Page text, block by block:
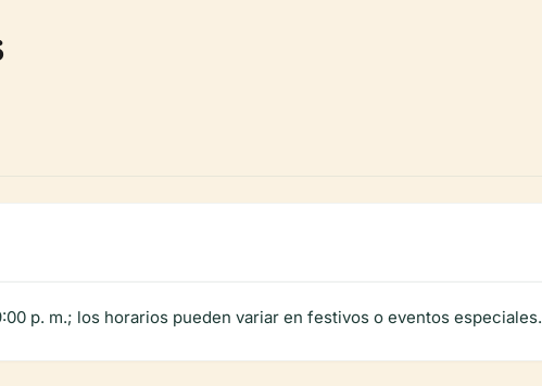
p. m.; los horarios pueden variar en festivos o eventos especiales.